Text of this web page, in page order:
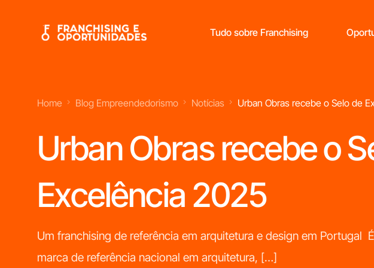
Tudo sobre Franchising
Home Blog Empreendedorismo Notícias Urban Obras recebe o Selo de
Urban Obras recebe o
Excelência 2025
Um franchising de referência em arquitetura e design em Portugal
marca de referência nacional em arquitetura, […]